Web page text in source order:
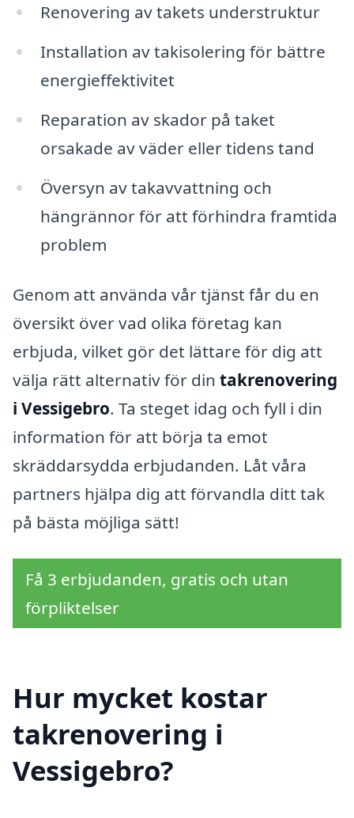
Renovering av takets understruktur
Installation av takisolering för bättre
energieffektivitet
Reparation av skador på taket
orsakade av väder eller tidens tand
Översyn av takavvattning och
hängrännor för att förhindra framtida
problem
Genom att använda vår tjänst får du en
översikt över vad olika företag kan
erbjuda, vilket gör det lättare för dig att
välja rätt alternativ för din takrenovering
i Vessigebro. Ta steget idag och fyll i din
information för att börja ta emot
skräddarsydda erbjudanden. Låt våra
partners hjälpa dig att förvandla ditt tak
på bästa möjliga sätt!
Få 3 erbjudanden, gratis och utan
förpliktelser
Hur mycket kostar
takrenovering i
Vessigebro?